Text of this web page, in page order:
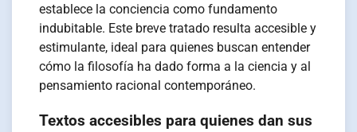
establece la conciencia como fundamento
indubitable. Este breve tratado resulta accesible y
estimulante, ideal para quienes buscan entender
cómo la filosofía ha dado forma a la ciencia y al
pensamiento racional contemporáneo.
Textos accesibles para quienes dan sus